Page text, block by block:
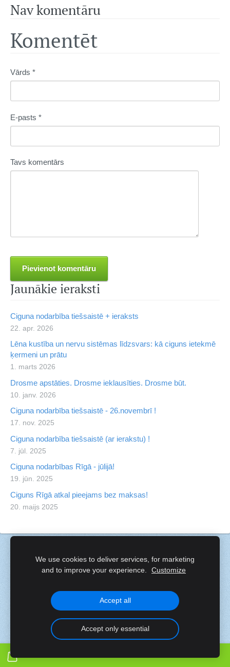
Jaunākie ieraksti
Ciguna nodarbība tiešsaistē + ieraksts
22. apr. 2026
Lēna kustība un nervu sistēmas līdzsvars: kā ciguns ietekmē
ķermeni un prātu
1. marts 2026
Drosme apstāties. Drosme ieklausīties. Drosme būt.
10. janv. 2026
Ciguna nodarbība tiešsaistē - 26.novembrī !
17. nov. 2025
Ciguna nodarbība tiešsaistē (ar ierakstu) !
7. jūl. 2025
Ciguna nodarbības Rīgā - jūlijā!
19. jūn. 2025
Ciguns Rīgā atkal pieejams bez maksas!
20. maijs 2025
Nav komentāru
Komentēt
Vārds *
E-pasts *
Tavs komentārs
builder.
We use cookies to deliver services, for marketing
and to improve your experience.
Customize
Accept all
Accept only essential